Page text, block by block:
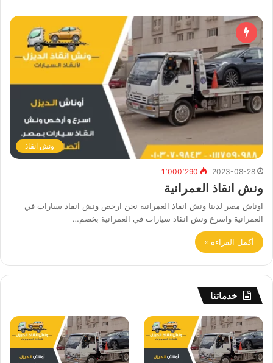
ونش انقاذ
2023-08-28 1٬000٬290
ونش انقاذ العمرانية
اوناش مصر لدينا ونش انقاذ العمرانية نحن ارخص ونش انقاذ سيارات في
العمرانية واسرع ونش انقاذ سيارات في العمرانية بخصم…
أكمل القراءة »
خدماتنا